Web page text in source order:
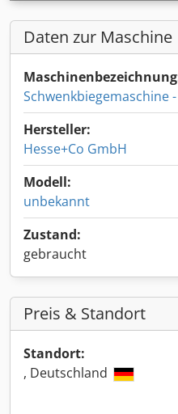
Daten zur Maschine
Schwenkbiegemaschine
Hersteller:
Hesse+Co GmbH
Modell:
unbekannt
Zustand:
gebraucht
Preis & Standort
Standort:
, Deutschland